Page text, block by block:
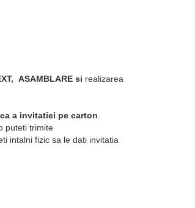
ASAMBLARE si realizarea
a invitatiei pe carton.
puteti trimite
intalni fizic sa le dati invitatia